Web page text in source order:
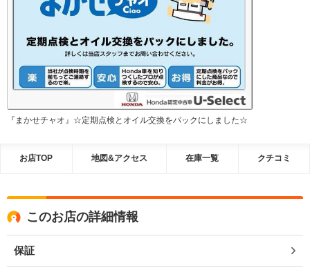
『まかせチャオ』☆定期点検とオイル交換をパックにしました☆
お店TOP 地図&アクセス 在庫一覧 クチコミ
このお店の詳細情報
保証